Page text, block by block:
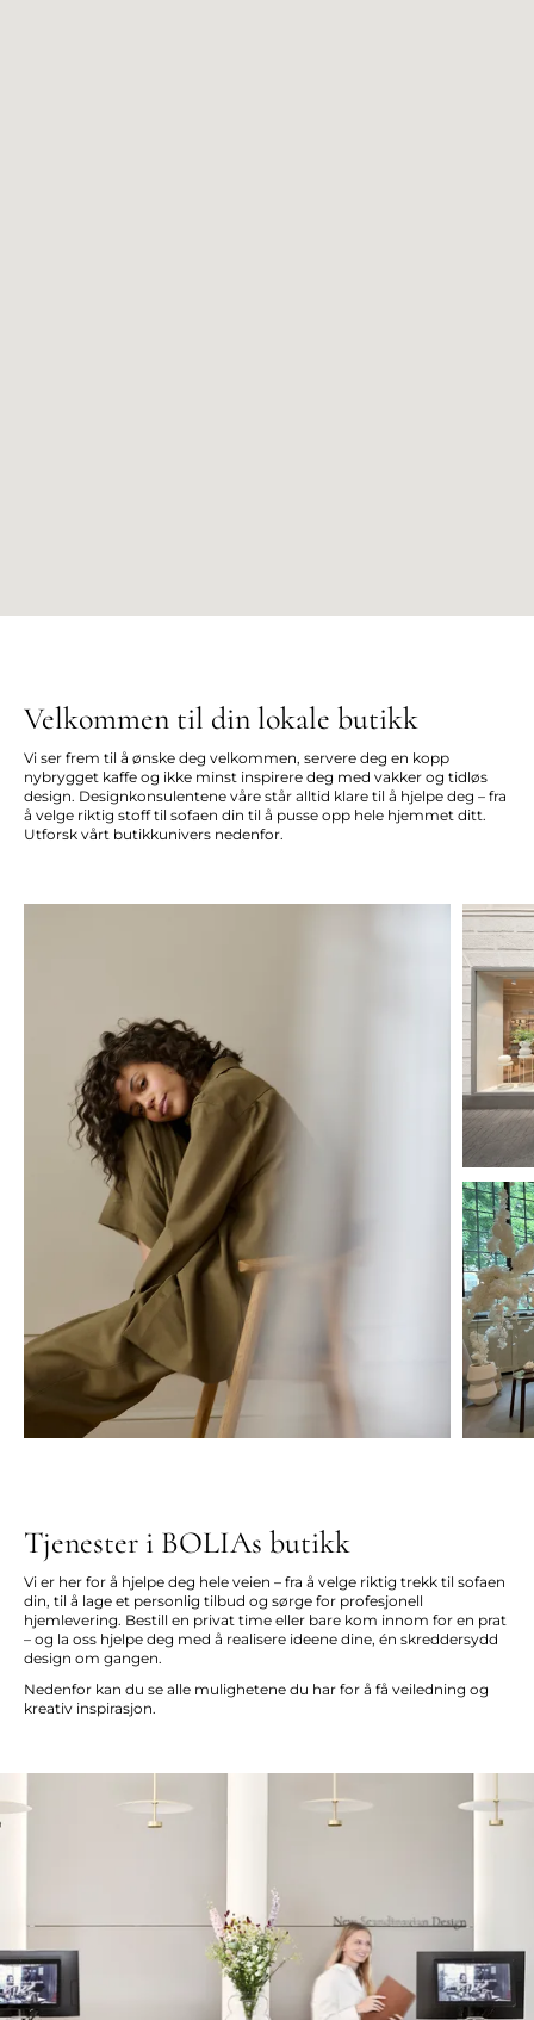
Velkommen til din lokale butikk
Vi ser frem til å ønske deg velkommen, servere deg en kopp
nybrygget kaffe og ikke minst inspirere deg med vakker og tidløs
design. Designkonsulentene våre står alltid klare til å hjelpe deg – fra
å velge riktig stoff til sofaen din til å pusse opp hele hjemmet ditt.
Utforsk vårt butikkunivers nedenfor.
Tjenester i BOLIAs butikk
Vi er her for å hjelpe deg hele veien – fra å velge riktig trekk til sofaen
din, til å lage et personlig tilbud og sørge for profesjonell
hjemlevering. Bestill en privat time eller bare kom innom for en prat
– og la oss hjelpe deg med å realisere ideene dine, én skreddersydd
design om gangen.
Nedenfor kan du se alle mulighetene du har for å få veiledning og
kreativ inspirasjon.